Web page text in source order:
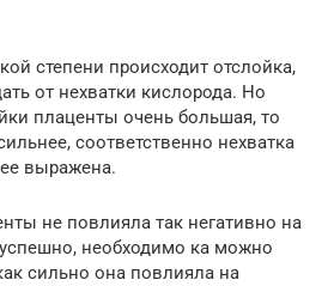
степени происходит отслойка,
от нехватки кислорода. Но
плаценты очень большая, то
соответственно нехватка
выражена.
не повлияла так негативно на
необходимо ка можно
сильно она повлияла на